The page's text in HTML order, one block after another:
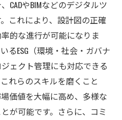
CADやBIMなどのデジタルツ
これにより、設計図の正確
的な進行が可能になりま
るESG（環境・社会・ガバナ
ェクト管理にも対応できる
れらのスキルを磨くこと
価値を大幅に高め、多様な
が可能です。さらに、コミ